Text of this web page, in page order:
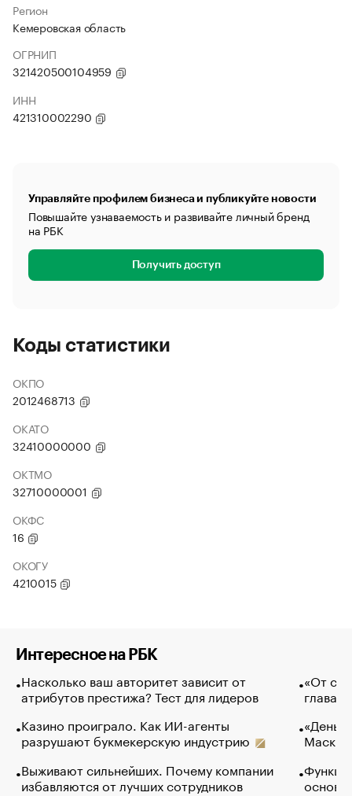
Регион
Кемеровская область
ОГРНИП
321420500104959
ИНН
421310002290
Управляйте профилем бизнеса и публикуйте новости
Повышайте узнаваемость и развивайте личный бренд
на РБК
Получить доступ
Коды статистики
ОКПО
2012468713
ОКАТО
32410000000
ОКТМО
32710000001
ОКФС
16
ОКОГУ
4210015
Интересное на РБК
Насколько ваш авторитет зависит от
атрибутов престижа? Тест для лидеров
Казино проиграло. Как ИИ-агенты
разрушают букмекерскую индустрию
Выживают сильнейших. Почему компании
избавляются от лучших сотрудников
«От
глава
Маск в
основ